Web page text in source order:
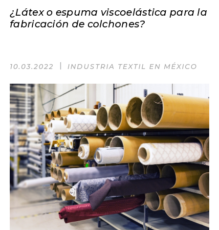
¿Látex o espuma viscoelástica para la
fabricación de colchones?
10.03.2022 INDUSTRIA TEXTIL EN MÉXICO